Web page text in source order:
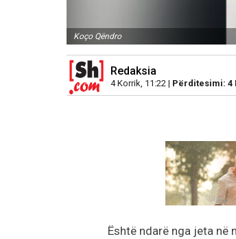
Koço Qëndro
Redaksia
4 Korrik, 11:22 | Përditesimi: 4
Është ndarë nga jeta